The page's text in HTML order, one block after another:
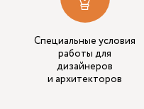
Специальные условия
работы для
дизайнеров
и архитекторов